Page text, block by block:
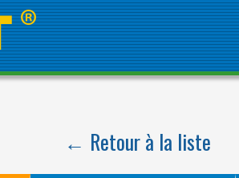
← Retour à la liste